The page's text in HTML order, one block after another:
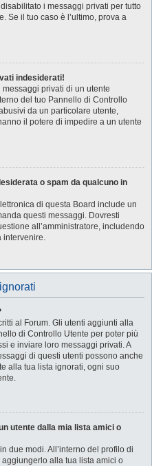
i messaggi privati per tutto
Se il tuo caso è l’ultimo, prova a
indesiderati!
privati ​​di un utente
del tuo Pannello di Controllo
da un particolare utente,
il potere di impedire a un utente
o spam da qualcuno in
di questa Board include un
questi messaggi. Dovresti
all’amministratore, includendo
intervenire.
al Forum. Gli utenti aggiunti alla
di Controllo Utente per poter più
e inviare loro messaggi privati. A
di questi utenti possono anche
alla tua lista ignorati, ogni suo
utente dalla mia lista amici o
due modi. All’interno del profilo di
alla tua lista amici o